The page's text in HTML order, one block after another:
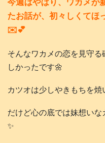
今週はやはり、ワカメが
たお話が、初々しくて
✉️💕
そんなワカメの恋を見守る
しかったです🌼
カツオは少しやきもちを
だけど心の底では妹想いな
✨️